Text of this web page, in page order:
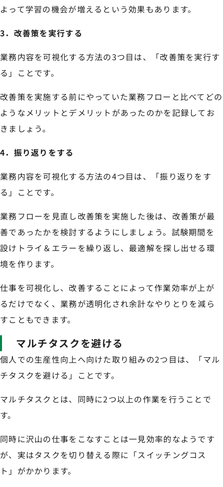
よって学習の機会が増えるという効果もあります。
3．改善策を実行する
業務内容を可視化する方法の3つ目は、「改善策を実行す
る」ことです。
改善策を実施する前にやっていた業務フローと比べてどの
ようなメリットとデメリットがあったのかを記録してお
きましょう。
4．振り返りをする
業務内容を可視化する方法の4つ目は、「振り返りをす
る」ことです。
業務フローを見直し改善策を実施した後は、改善策が最
善であったかを検討するようにしましょう。試験期間を
設けトライ＆エラーを繰り返し、最適解を探し出せる環
境を作ります。
仕事を可視化し、改善することによって作業効率が上が
るだけでなく、業務が透明化され余計なやりとりを減ら
すこともできます。
マルチタスクを避ける
個人での生産性向上へ向けた取り組みの2つ目は、「マル
チタスクを避ける」ことです。
マルチタスクとは、同時に2つ以上の作業を行うことで
す。
同時に沢山の仕事をこなすことは一見効率的なようです
が、実はタスクを切り替える際に「スイッチングコス
ト」がかかります。